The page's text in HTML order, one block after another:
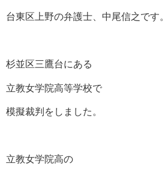
台東区上野の弁護士、中尾信之です。
杉並区三鷹台にある
立教女学院高等学校で
模擬裁判をしました。
立教女学院高の